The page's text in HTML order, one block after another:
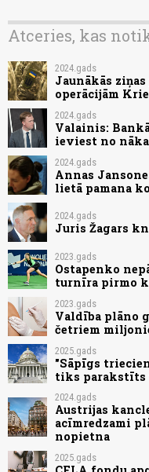
Atceries, kas
2024.gads
Jaunākās
operācijām
2024.gads
Valainis:
ieviest no
2024.gads
Annas
lietā pamana
2024.gads
Juris Žagars
2023.gads
Ostapenko
turnīra pirmo
2023.gads
Valdība plāno
četriem
2025.gads
"Sāpīgs
tiks parakstīts
2024.gads
Austrijas
acīmredzami
nopietna
2025.gads